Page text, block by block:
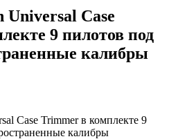
Case
9 пилотов под
калибры
Case Trimmer в комплекте 9
калибры